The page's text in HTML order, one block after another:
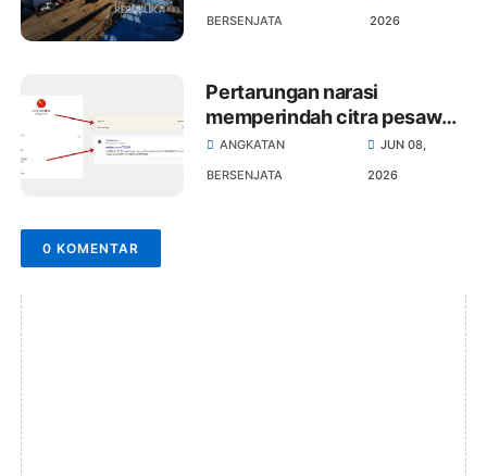
BERSENJATA
2026
Pertarungan narasi
memperindah citra pesawat
tempur Tiongkok
ANGKATAN
BERSENJATA
JUN 08,
2026
0 KOMENTAR